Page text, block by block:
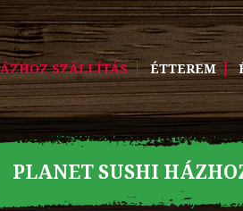
SZÁLLÍTÁS
ÉTTEREM
PLANET SUSHI